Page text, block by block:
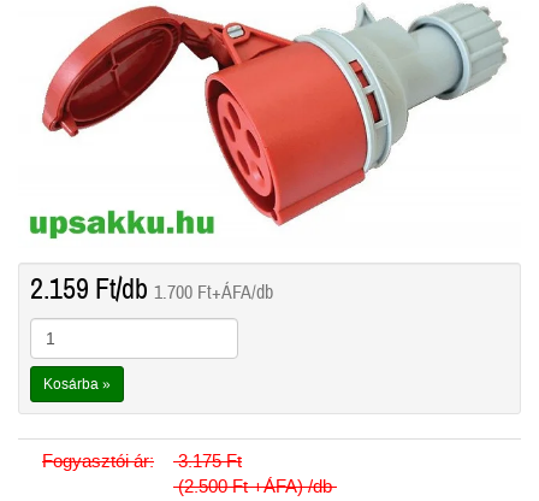
2.159 Ft/db 1.700 Ft+ÁFA/db
Kosárba »
Fogyasztói ár: 3.175Ft
(2.500Ft+ÁFA) /db